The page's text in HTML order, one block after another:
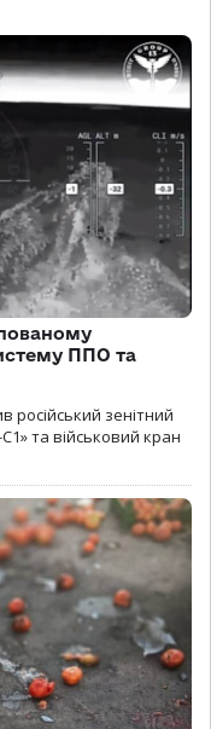
ППО та
російський зенітний
та військовий кран